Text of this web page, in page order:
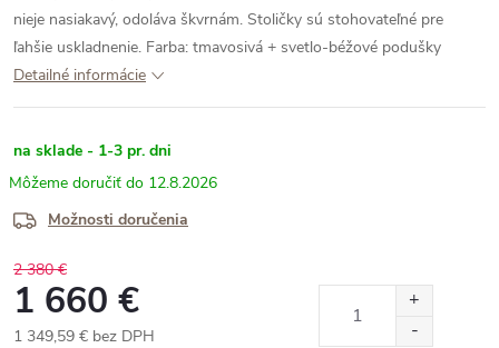
nieje nasiakavý, odoláva škvrnám. Stoličky sú stohovateľné pre
ľahšie uskladnenie. Farba: tmavosivá + svetlo-béžové podušky
Detailné informácie
na sklade - 1-3 pr. dni
12.8.2026
Možnosti doručenia
2 380 €
1 660 €
1 349,59 € bez DPH